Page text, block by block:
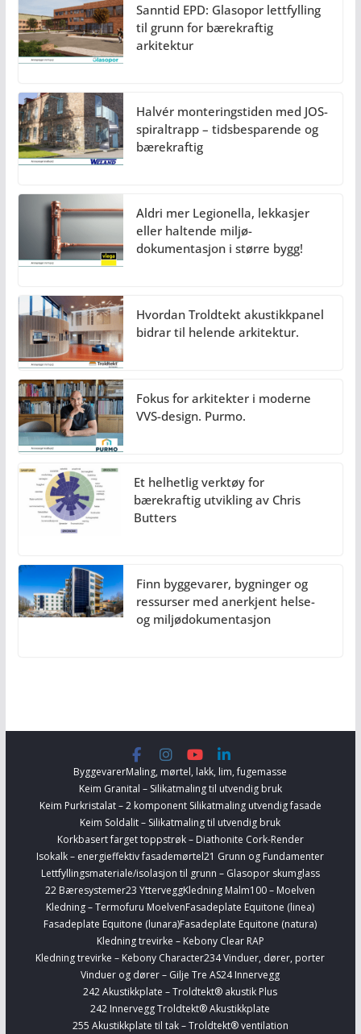
Sanntid EPD: Glasopor lettfylling
til grunn for bærekraftig
arkitektur
Halvér monteringstiden med JOS-
spiraltrapp – tidsbesparende og
bærekraftig
Aldri mer Legionella, lekkasjer
eller haltende miljø-
dokumentasjon i større bygg!
Hvordan Troldtekt akustikkpanel
bidrar til helende arkitektur.
Fokus for arkitekter i moderne
VVS-design. Purmo.
Et helhetlig verktøy for
bærekraftig utvikling av Chris
Butters
Finn byggevarer, bygninger og
ressurser med anerkjent helse-
og miljødokumentasjon
ByggevarerMaling, mørtel, lakk, lim, fugemasse
Keim Granital – Silikatmaling til utvendig bruk
Keim Purkristalat – 2 komponent Silikatmaling utvendig fasade
Keim Soldalit – Silikatmaling til utvendig bruk
Korkbasert farget toppstrøk – Diathonite Cork-Render
Isokalk – energieffektiv fasademørtel21 Grunn og Fundamenter
Lettfyllingsmateriale/isolasjon til grunn – Glasopor skumglass
22 Bæresystemer23 YtterveggKledning Malm100 – Moelven
Kledning – Termofuru MoelvenFasadeplate Equitone (linea)
Fasadeplate Equitone (lunara)Fasadeplate Equitone (natura)
Kledning trevirke – Kebony Clear RAP
Kledning trevirke – Kebony Character234 Vinduer, dører, porter
Vinduer og dører – Gilje Tre AS24 Innervegg
242 Akustikkplate – Troldtekt® akustik Plus
242 Innervegg Troldtekt® Akustikkplate
255 Akustikkplate til tak – Troldtekt® ventilation